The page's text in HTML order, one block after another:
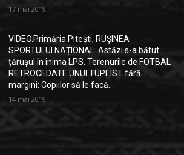
17 mai 2019
VIDEO.Primăria Pitești, RUȘINEA
SPORTULUI NAȚIONAL. Astăzi s-a bătut
țărușul în inima LPS. Terenurile de FOTBAL
RETROCEDATE UNUI TUPEIST fără
margini: Copiilor să le facă...
14 mai 2019